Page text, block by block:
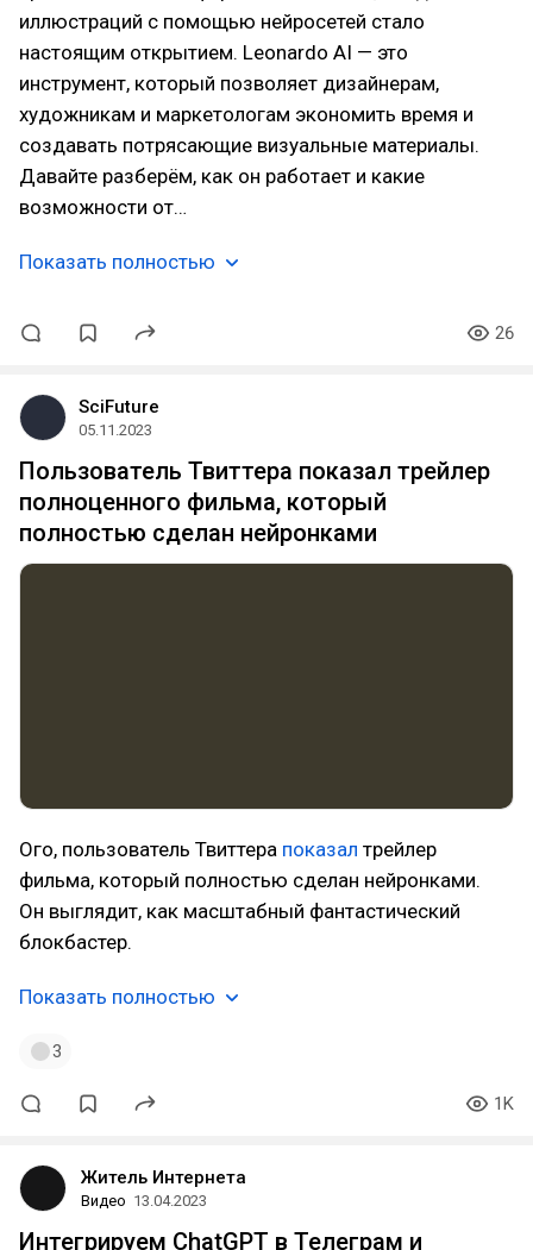
иллюстраций с помощью нейросетей стало
настоящим открытием. Leonardo AI — это
инструмент, который позволяет дизайнерам,
художникам и маркетологам экономить время и
создавать потрясающие визуальные материалы.
Давайте разберём, как он работает и какие
возможности от…
Показать полностью
26
SciFuture
05.11.2023
Пользователь Твиттера показал трейлер
полноценного фильма, который
полностью сделан нейронками
Ого, пользователь Твиттера показал трейлер
фильма, который полностью сделан нейронками.
Он выглядит, как масштабный фантастический
блокбастер.
Показать полностью
3
1K
Житель Интернета
Видео 13.04.2023
Интегрируем ChatGPT в Телеграм и